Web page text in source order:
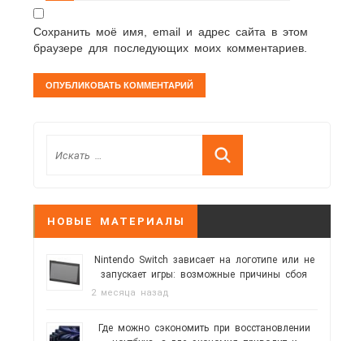
Сохранить моё имя, email и адрес сайта в этом
браузере для последующих моих комментариев.
НОВЫЕ МАТЕРИАЛЫ
Nintendo Switch зависает на логотипе или не
запускает игры: возможные причины сбоя
2 месяца назад
Где можно сэкономить при восстановлении